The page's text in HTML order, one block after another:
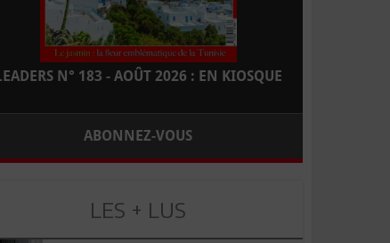
N° 183 - AOÛT 2026 : EN KIOSQUE
ABONNEZ-VOUS
LES + LUS